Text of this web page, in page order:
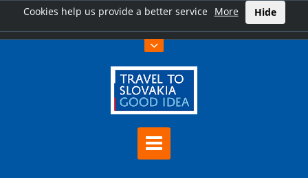
Cookies help us provide a better service More Hide